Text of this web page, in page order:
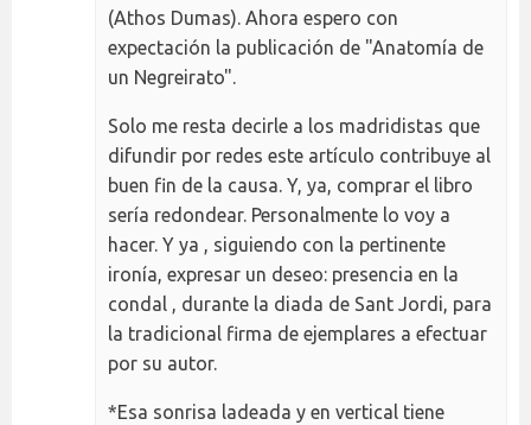
(Athos Dumas). Ahora espero con
expectación la publicación de "Anatomía de
un Negreirato".
Solo me resta decirle a los madridistas que
difundir por redes este artículo contribuye al
buen fin de la causa. Y, ya, comprar el libro
sería redondear. Personalmente lo voy a
hacer. Y ya , siguiendo con la pertinente
ironía, expresar un deseo: presencia en la
condal , durante la diada de Sant Jordi, para
la tradicional firma de ejemplares a efectuar
por su autor.
*Esa sonrisa ladeada y en vertical tiene